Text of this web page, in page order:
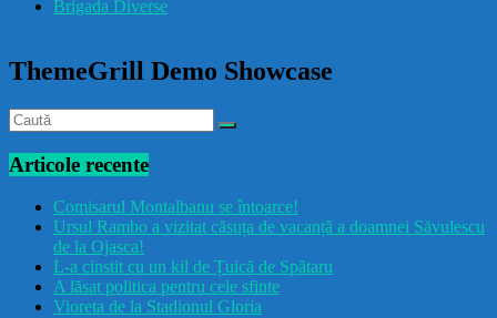
Brigada Diverse
ThemeGrill Demo Showcase
Articole recente
Comisarul Montalbanu se întoarce!
Ursul Rambo a vizitat căsuța de vacanță a doamnei Săvulescu
de la Ojasca!
L-a cinstit cu un kil de Țuică de Spătaru
A lăsat politica pentru cele sfinte
Vioreta de la Stadionul Gloria